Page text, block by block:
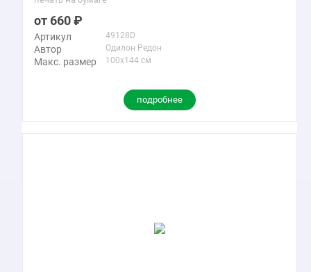
660
Артикул 49128D
Автор Одилон Редон
Макс. размер 100x144 см
подробнее